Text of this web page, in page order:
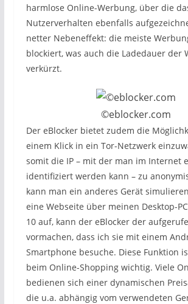
harmlose Online-Werbung, über die
Nutzerverhalten ebenfalls
netter Nebeneffekt: die meiste
blockiert, was auch die Ladedauer der
verkürzt.
©eblocker.com
Der eBlocker bietet zudem die
einem Klick in ein Tor-Netzwerk
somit die IP – mit der man im Internet
identifiziert werden kann – zu
kann man ein anderes Gerät
eine Webseite über meinen Desktop-
10 auf, kann der eBlocker der
vormachen, dass ich sie mit einem
Smartphone besuche. Diese Funktion
beim Online-Shopping wichtig. Viele
bedienen sich einer dynamischen
die u.a. abhängig vom verwendeten